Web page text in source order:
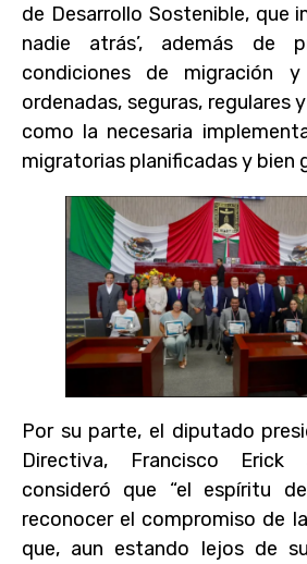
de Desarrollo Sostenible, que
nadie atrás’, además de
condiciones de migración
ordenadas, seguras, regulares
como la necesaria
migratorias planificadas y bien
Por su parte, el diputado
Directiva, Francisco Erick
consideró que “el espíritu
reconocer el compromiso de
que, aun estando lejos de